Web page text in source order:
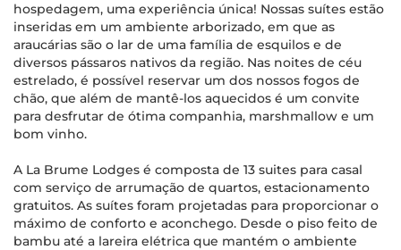
hospedagem, uma experiência única! Nossas suítes estão
inseridas em um ambiente arborizado, em que as
araucárias são o lar de uma família de esquilos e de
diversos pássaros nativos da região. Nas noites de céu
estrelado, é possível reservar um dos nossos fogos de
chão, que além de mantê-los aquecidos é um convite
para desfrutar de ótima companhia, marshmallow e um
bom vinho.
A La Brume Lodges é composta de 13 suites para casal
com serviço de arrumação de quartos, estacionamento
gratuitos. As suítes foram projetadas para proporcionar o
máximo de conforto e aconchego. Desde o piso feito de
bambu até a lareira elétrica que mantém o ambiente